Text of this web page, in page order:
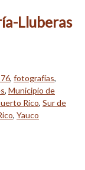
Lluberas
, fotografías,
, Municipio de
Rico, Sur de
, Yauco